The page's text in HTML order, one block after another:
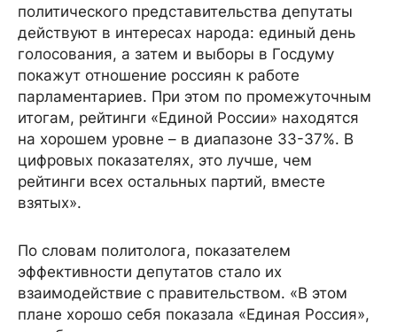
политического представительства депутаты
действуют в интересах народа: единый день
голосования, а затем и выборы в Госдуму
покажут отношение россиян к работе
парламентариев. При этом по промежуточным
итогам, рейтинги «Единой России» находятся
на хорошем уровне – в диапазоне 33-37%. В
цифровых показателях, это лучше, чем
рейтинги всех остальных партий, вместе
взятых».
По словам политолога, показателем
эффективности депутатов стало их
взаимодействие с правительством. «В этом
плане хорошо себя показала «Единая Россия»,